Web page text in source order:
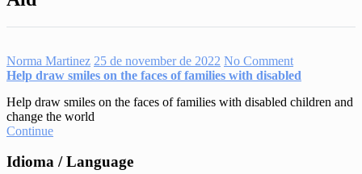
Norma Martinez 25 de november de 2022 No Comment
Help draw smiles on the faces of families with disabled
Help draw smiles on the faces of families with disabled children and
change the world
Continue
Idioma / Language